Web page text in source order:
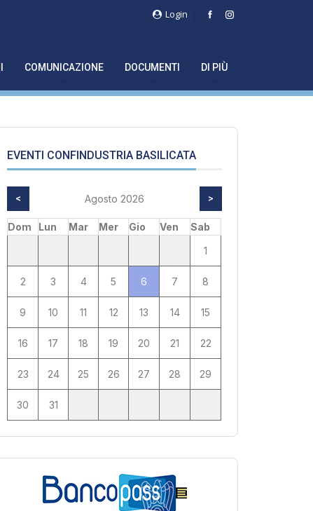
Login
COMUNICAZIONE DOCUMENTI DI PIÙ
EVENTI CONFINDUSTRIA BASILICATA
< Agosto 2026 >
Dom Lun Mar Mer Gio Ven
Sab
1
2 3 4 5 6 7 8
9 10 11 12 13 14 15
16 17 18 19 20 21 22
23 24 25 26 27 28 29
30 31